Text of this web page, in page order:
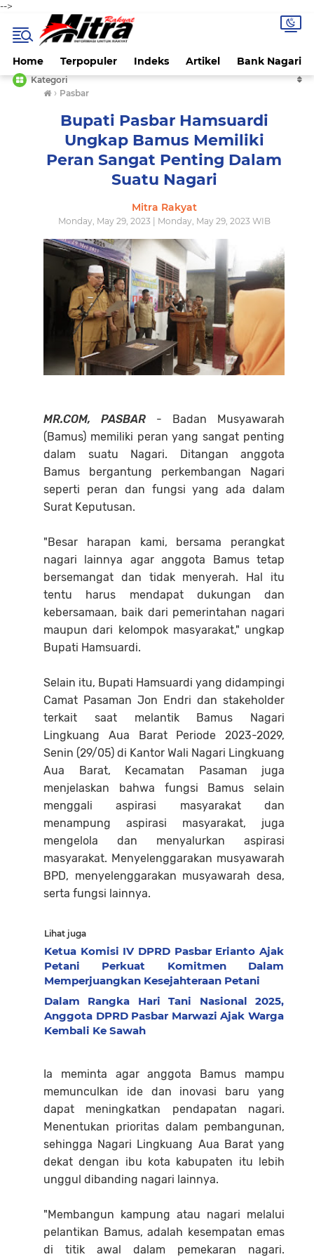
-->
Home Terpopuler Indeks Artikel Bank Nagari
Kategori
› Pasbar
Bupati Pasbar Hamsuardi
Ungkap Bamus Memiliki
Peran Sangat Penting Dalam
Suatu Nagari
Mitra Rakyat
Monday, May 29, 2023 | Monday, May 29, 2023 WIB
MR.COM, PASBAR - Badan Musyawarah
(Bamus) memiliki peran yang sangat penting
dalam suatu Nagari. Ditangan anggota
Bamus bergantung perkembangan Nagari
seperti peran dan fungsi yang ada dalam
Surat Keputusan.
"Besar harapan kami, bersama perangkat
nagari lainnya agar anggota Bamus tetap
bersemangat dan tidak menyerah. Hal itu
tentu harus mendapat dukungan dan
kebersamaan, baik dari pemerintahan nagari
maupun dari kelompok masyarakat," ungkap
Bupati Hamsuardi.
Selain itu, Bupati Hamsuardi yang didampingi
Camat Pasaman Jon Endri dan stakeholder
terkait saat melantik Bamus Nagari
Lingkuang Aua Barat Periode 2023-2029,
Senin (29/05) di Kantor Wali Nagari Lingkuang
Aua Barat, Kecamatan Pasaman juga
menjelaskan bahwa fungsi Bamus selain
menggali aspirasi masyarakat dan
menampung aspirasi masyarakat, juga
mengelola dan menyalurkan aspirasi
masyarakat. Menyelenggarakan musyawarah
BPD, menyelenggarakan musyawarah desa,
serta fungsi lainnya.
Lihat juga
Ketua Komisi IV DPRD Pasbar Erianto Ajak
Petani Perkuat Komitmen Dalam
Memperjuangkan Kesejahteraan Petani
Dalam Rangka Hari Tani Nasional 2025,
Anggota DPRD Pasbar Marwazi Ajak Warga
Kembali Ke Sawah
Ia meminta agar anggota Bamus mampu
memunculkan ide dan inovasi baru yang
dapat meningkatkan pendapatan nagari.
Menentukan prioritas dalam pembangunan,
sehingga Nagari Lingkuang Aua Barat yang
dekat dengan ibu kota kabupaten itu lebih
unggul dibanding nagari lainnya.
"Membangun kampung atau nagari melalui
pelantikan Bamus, adalah kesempatan emas
di titik awal dalam pemekaran nagari.